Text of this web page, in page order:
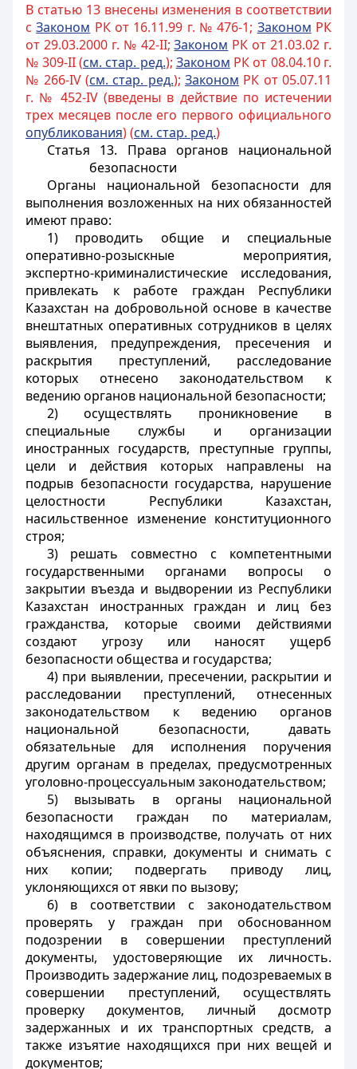
В статью 13 внесены изменения в соответствии
сЗаконом РК от 16.11.99 г. № 476-1; Законом РК
от 29.03.2000 г. № 42-II;Законом РК от 21.03.02 г.
№ 309-II (см. стар. ред.); Законом РК от 08.04.10 г.
№ 266-IV (см. стар. ред.);Законом РК от 05.07.11
г. № 452-IV (введены в действие по истечении
трех месяцев после его первого официального
опубликования) (см. стар. ред.)
Статья 13. Права органов национальной
безопасности
Органы национальной безопасности для
выполнения возложенных на них обязанностей
имеют право:
1) проводить общие и специальные
оперативно-розыскные мероприятия,
экспертно-криминалистические исследования,
привлекать к работе граждан Республики
Казахстан на добровольной основе в качестве
внештатных оперативных сотрудников в целях
выявления, предупреждения, пресечения и
раскрытия преступлений, расследование
которых отнесено законодательством к
ведению органов национальной безопасности;
2) осуществлять проникновение в
специальные службы и организации
иностранных государств, преступные группы,
цели и действия которых направлены на
подрыв безопасности государства, нарушение
целостности Республики Казахстан,
насильственное изменение конституционного
строя;
3) решать совместно с компетентными
государственными органами вопросы о
закрытии въезда и выдворении из Республики
Казахстан иностранных граждан и лиц без
гражданства, которые своими действиями
создают угрозу или наносят ущерб
безопасности общества и государства;
4) при выявлении, пресечении, раскрытии и
расследовании преступлений, отнесенных
законодательством к ведению органов
национальной безопасности, давать
обязательные для исполнения поручения
другим органам в пределах, предусмотренных
уголовно-процессуальным законодательством;
5) вызывать в органы национальной
безопасности граждан по материалам,
находящимся в производстве, получать от них
объяснения, справки, документы и снимать с
них копии; подвергать приводу лиц,
уклоняющихся от явки по вызову;
6) в соответствии с законодательством
проверять у граждан при обоснованном
подозрении в совершении преступлений
документы, удостоверяющие их личность.
Производить задержание лиц, подозреваемых в
совершении преступлений, осуществлять
проверку документов, личный досмотр
задержанных и их транспортных средств, а
также изъятие находящихся при них вещей и
документов;